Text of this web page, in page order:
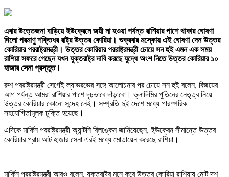
এবার উত্তেজনা বাড়িয়ে ইউক্রেনে জয়ী না হওয়া পর্যন্ত রাশিয়ার পাশে থাকার ঘোষণা
দিলো পরমাণু শক্তিধর রাষ্ট্র উত্তর কোরিয়া। শুক্রবার মস্কোয় এই ঘোষণা দেন উত্তর
কোরিয়ার পররাষ্ট্রমন্ত্রী। উত্তর কোরিয়ার পররাষ্ট্রমন্ত্রী চোয়ে সন হুই এমন এক সময়
রাশিয়া সফরে গেছেন যখন যুক্তরাষ্ট্র দাবি করছে যুদ্ধে অংশ নিতে উত্তর কোরিয়ার ১০
হাজার সেনা প্রস্তুত।
রুশ পররাষ্ট্রমন্ত্রী সের্গেই ল্যাভরভের সঙ্গে আলোচনার পর চোয়ে সন হুই বলেন, বিজয়ের
আগ পর্যন্ত আমরা রাশিয়ার পাশে দৃঢ়ভাবে দাঁড়াবো। ভ্লাদিমির পুতিনের নেতৃত্ব নিয়ে
উত্তর কোরিয়ার কোনো সন্দেহ নেই। সম্প্রতি দুই দেশে মধ্যে পারস্পরিক
সহযোগিতামূলক চুক্তি হয়েছে।
এদিকে মার্কিন পররাষ্ট্রমন্ত্রী অ্যান্টনি ব্লিঙ্কেন জানিয়েছেন, ইউক্রেন সীমান্তে উত্তর
কোরিয়ার প্রায় আট হাজার সেনা এরই মধ্যে মোতায়েন করেছে রাশিয়া।
মার্কিন পররাষ্ট্রমন্ত্রী আরও বলেন, যুক্তরাষ্ট্র মনে করে উত্তর কোরিয়া রাশিয়ায় মোট দশ